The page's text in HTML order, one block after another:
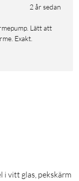
2 år sedan
Exakt.
vitt glas, pekskärm